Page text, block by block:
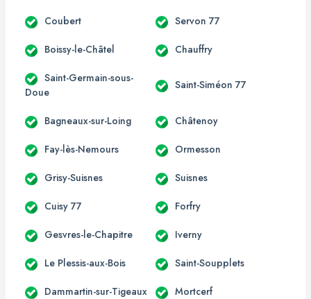
Coubert Servon 77
Boissy-le-Châtel Chauffry
Saint-Germain-sous-
Doue
Saint-Siméon 77
Bagneaux-sur-Loing Châtenoy
Fay-lès-Nemours Ormesson
Grisy-Suisnes Suisnes
Cuisy 77 Forfry
Gesvres-le-Chapitre Iverny
Le Plessis-aux-Bois Saint-Soupplets
Dammartin-sur-Tigeaux Mortcerf